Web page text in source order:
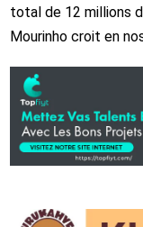
total de 12 millions
Mourinho croit en